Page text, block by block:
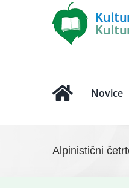
Novice
Alpinistični